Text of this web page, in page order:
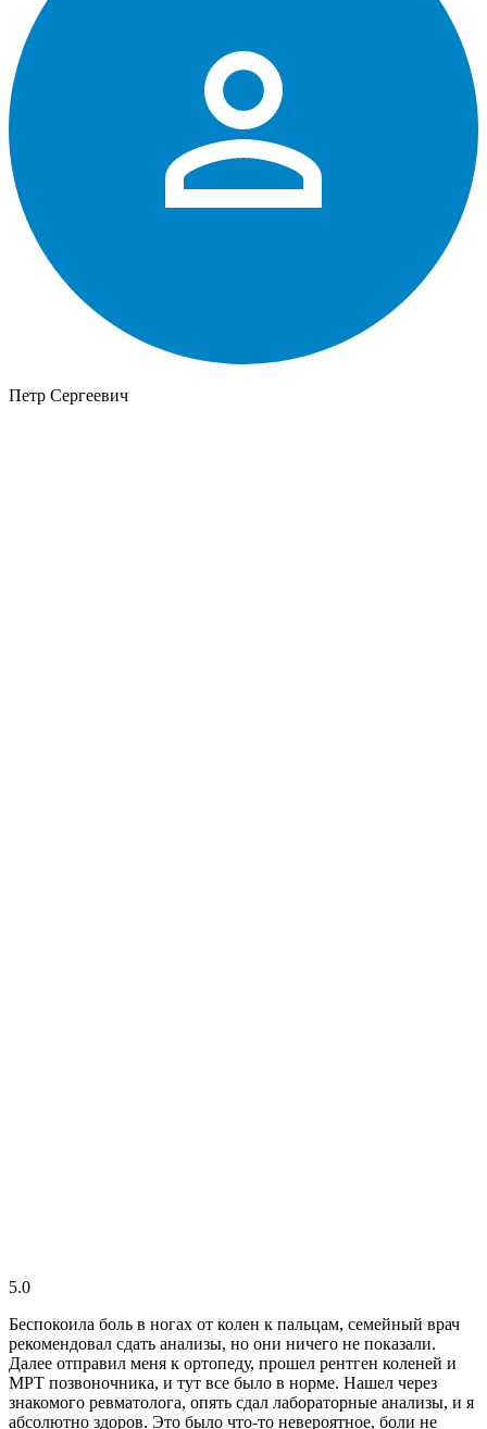
Петр Сергеевич
5.0
Беспокоила боль в ногах от колен к пальцам, семейный врач
рекомендовал сдать анализы, но они ничего не показали.
Далее отправил меня к ортопеду, прошел рентген коленей и
МРТ позвоночника, и тут все было в норме. Нашел через
знакомого ревматолога, опять сдал лабораторные анализы, и я
абсолютно здоров. Это было что-то невероятное, боли не